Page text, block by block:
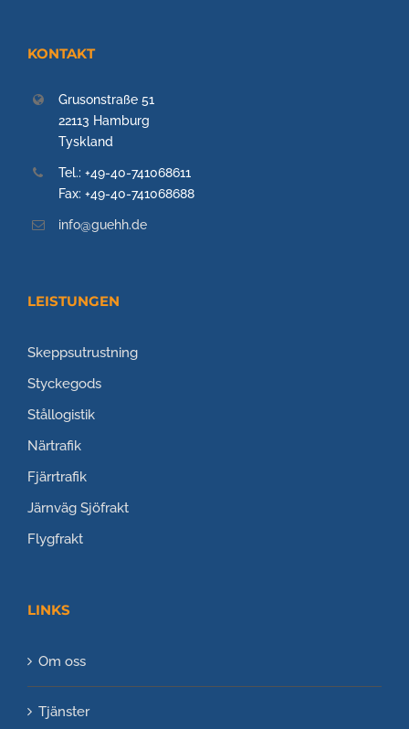
KONTAKT
Grusonstraße 51
22113 Hamburg
Tyskland
Tel.: +49-40-741068611
Fax: +49-40-741068688
info@guehh.de
LEISTUNGEN
Skeppsutrustning
Styckegods
Stållogistik
Närtrafik
Fjärrtrafik
Järnväg Sjöfrakt
Flygfrakt
LINKS
Om oss
Tjänster